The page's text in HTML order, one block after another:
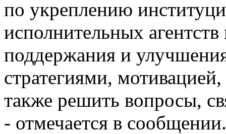
по укреплению
исполнительных
поддержания и
стратегиями,
также решить вопросы,
- отмечается в сообщении.